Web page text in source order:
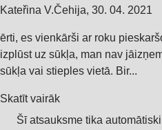
Kateřina V.Čehija, 30. 04. 2021
ērti, es vienkārši ar roku
izplūst uz sūkļa, man nav
sūkļa vai stieples vietā. Bir...
Skatīt vairāk
Šī atsauksme tika